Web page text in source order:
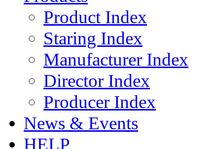
Product Index
Staring Index
Manufacturer Index
Director Index
Producer Index
News & Events
HELP